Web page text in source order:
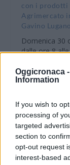
Oggicronaca -
Information
If you wish to
processing of
targeted
section to
opt-out request
interest-based
con i prodotti
Agrimercato
Gavino Lugano
Domenica 30
dalle ore 8
si terrà, in via
eccezionale,
straordinaria
mercato di
agricoli
Campagna
Tortona”. La
è stata presa
Giunta
In "Tortona"